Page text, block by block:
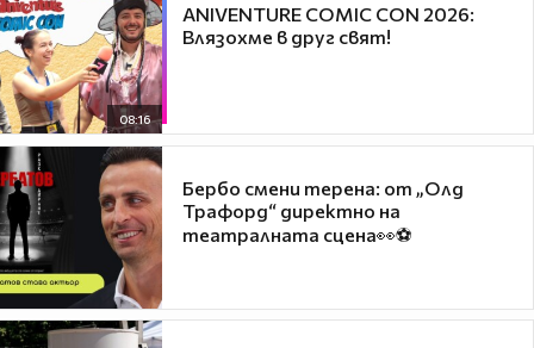
08:16
ANIVENTURE COMIC CON 2026:
Влязохме в друг свят!
Бербо смени терена: от „Олд
Трафорд“ директно на
театралната сцена👀⚽